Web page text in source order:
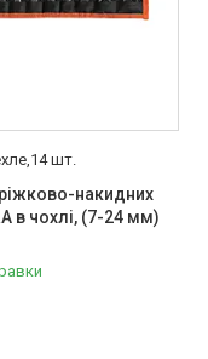
шт.
накидних
в чохлі, (7-24 мм)